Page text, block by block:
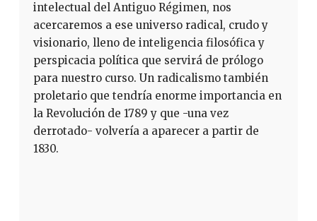
intelectual del Antiguo Régimen, nos
acercaremos a ese universo radical, crudo y
visionario, lleno de inteligencia filosófica y
perspicacia política que servirá de prólogo
para nuestro curso. Un radicalismo también
proletario que tendría enorme importancia en
la Revolución de 1789 y que -una vez
derrotado- volvería a aparecer a partir de
1830.